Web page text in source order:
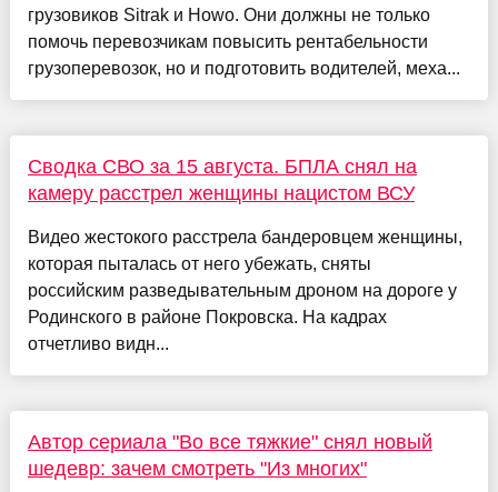
грузовиков Sitrak и Howo. Они должны не только
помочь перевозчикам повысить рентабельности
грузоперевозок, но и подготовить водителей, меха...
Сводка СВО за 15 августа. БПЛА снял на
камеру расстрел женщины нацистом ВСУ
Видео жестокого расстрела бандеровцем женщины,
которая пыталась от него убежать, сняты
российским разведывательным дроном на дороге у
Родинского в районе Покровска. На кадрах
отчетливо видн...
Автор сериала "Во все тяжкие" снял новый
шедевр: зачем смотреть "Из многих"